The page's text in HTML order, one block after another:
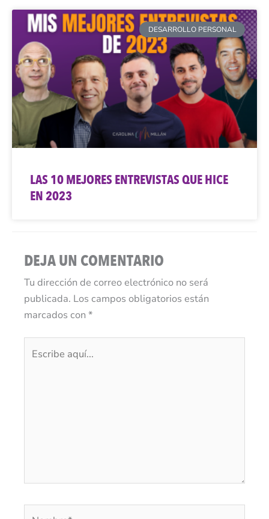
DESARROLLO PERSONAL
LAS 10 MEJORES ENTREVISTAS QUE HICE
EN 2023
DEJA UN COMENTARIO
Tu dirección de correo electrónico no será
publicada. Los campos obligatorios están
marcados con *
aquí...